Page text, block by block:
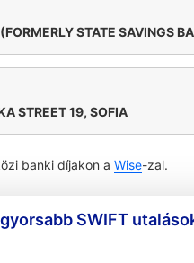
STATE SAVINGS
STREET 19, SOFIA
banki díjakon a Wise-zal.
SWIFT